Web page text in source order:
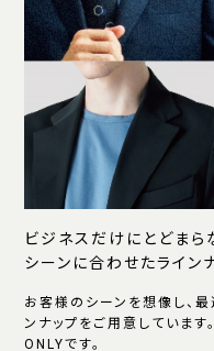
ビジネスだけにとどまら
シーンに合わせたライン
お客様のシーンを想像し、
ンナップをご用意していま
ONLYです。